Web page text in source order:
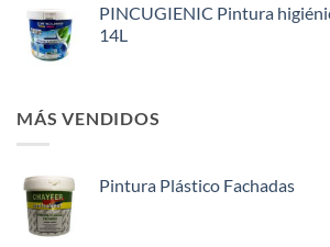
PINCUGIENIC Pintura
14L
MÁS VENDIDOS
Pintura Plástico Fachadas